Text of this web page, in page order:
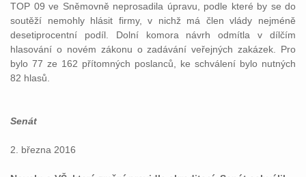
TOP 09 ve Sněmovně neprosadila úpravu, podle které by se do
soutěží nemohly hlásit firmy, v nichž má člen vlády nejméně
desetiprocentní podíl. Dolní komora návrh odmítla v dílčím
hlasování o novém zákonu o zadávání veřejných zakázek. Pro
bylo 77 ze 162 přítomných poslanců, ke schválení bylo nutných
82 hlasů.
Senát
2. března 2016